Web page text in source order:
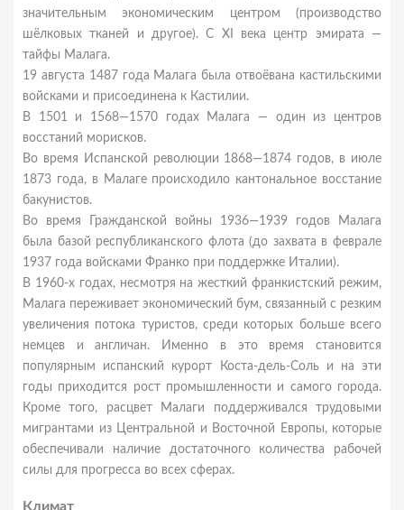
значительным экономическим центром (производство
шёлковых тканей и другое). С XI века центр эмирата —
тайфы Малага.
19 августа 1487 года Малага была отвоёвана кастильскими
войсками и присоединена к Кастилии.
В 1501 и 1568—1570 годах Малага — один из центров
восстаний морисков.
Во время Испанской революции 1868—1874 годов, в июле
1873 года, в Малаге происходило кантональное восстание
бакунистов.
Во время Гражданской войны 1936—1939 годов Малага
была базой республиканского флота (до захвата в феврале
1937 года войсками Франко при поддержке Италии).
В 1960-х годах, несмотря на жесткий франкистский режим,
Малага переживает экономический бум, связанный с резким
увеличения потока туристов, среди которых больше всего
немцев и англичан. Именно в это время становится
популярным испанский курорт Коста-дель-Соль и на эти
годы приходится рост промышленности и самого города.
Кроме того, расцвет Малаги поддерживался трудовыми
мигрантами из Центральной и Восточной Европы, которые
обеспечивали наличие достаточного количества рабочей
силы для прогресса во всех сферах.
Климат